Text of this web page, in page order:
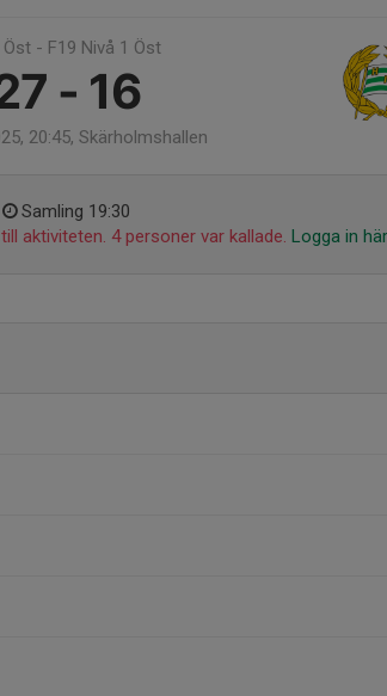
Öst - F19 Nivå 1 Öst
- 16
20:45, Skärholmshallen
Samling 19:30
aktiviteten. 4 personer var kallade. Logga in här